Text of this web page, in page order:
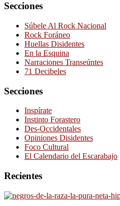
Secciones
Súbele Al Rock Nacional
Rock Foráneo
Huellas Disidentes
En la Esquina
Narraciones Transeúntes
71 Decibeles
Secciones
Inspírate
Instinto Forastero
Des-Occidentales
Opiniones Disidentes
Foco Cultural
El Calendario del Escarabajo
Recientes